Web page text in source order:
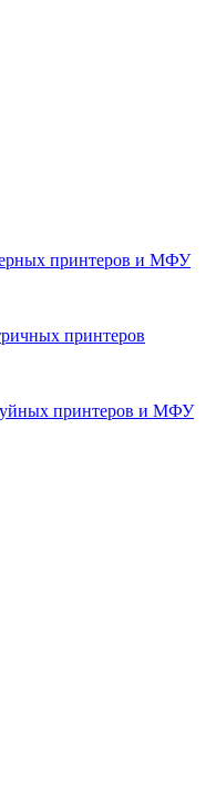
принтеров и МФУ
принтеров
принтеров и МФУ